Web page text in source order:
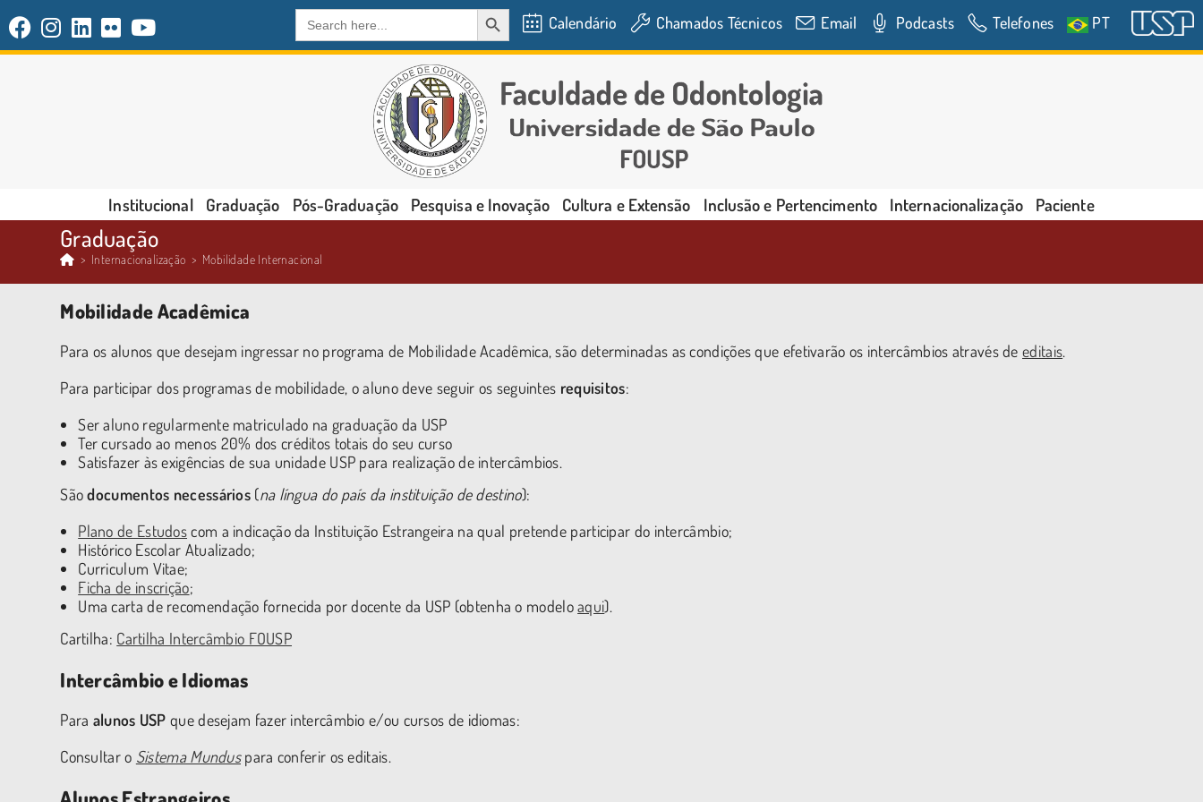
Search
for:
SEARCH BUTTON
Calendário Chamados Técnicos Email Podcasts Telefones PT
Institucional Graduação Pós-Graduação Pesquisa e Inovação Cultura e Extensão Inclusão e Pertencimento Internacionalização Paciente
Graduação
> Internacionalização > Mobilidade Internacional
Mobilidade Acadêmica
Para os alunos que desejam ingressar no programa de Mobilidade Acadêmica, são determinadas as condições que efetivarão os intercâmbios através deeditais.
Para participar dos programas de mobilidade, o aluno deve seguir os seguintes requisitos:
Ser aluno regularmente matriculado na graduação da USP
Ter cursado ao menos 20% dos créditos totais do seu curso
Satisfazer às exigências de sua unidade USP para realização de intercâmbios.
Sãodocumentos necessários (na língua do país da instituição de destino):
Plano de Estudoscom a indicação da Instituição Estrangeira na qual pretende participar do intercâmbio;
Histórico Escolar Atualizado;
Curriculum Vitae;
Ficha de inscrição;
Uma carta de recomendação fornecida por docente da USP (obtenha o modeloaqui).
Cartilha: Cartilha Intercâmbio FOUSP
Intercâmbio e Idiomas
Para alunos USP que desejam fazer intercâmbio e/ou cursos de idiomas:
Consultar o Sistema Munduspara conferir os editais.